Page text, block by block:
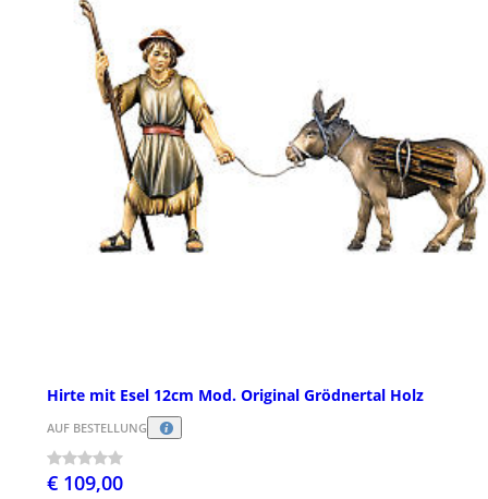
Hirte mit Esel 12cm Mod. Original Grödnertal Holz
AUF BESTELLUNG
€ 109,00